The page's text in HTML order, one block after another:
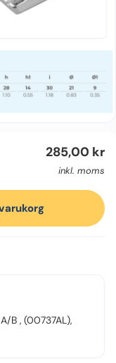
285,00 kr
inkl. moms
B , (00737AL),